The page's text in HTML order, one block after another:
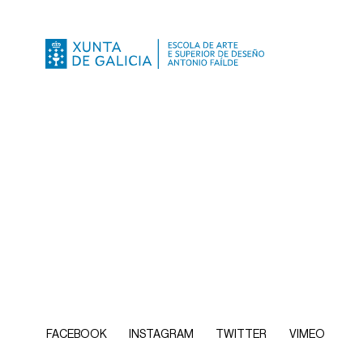
FACEBOOK INSTAGRAM TWITTER VIMEO